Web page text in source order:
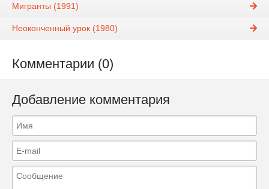
Мигранты (1991)
Неоконченный урок (1980)
Комментарии (0)
Добавление комментария